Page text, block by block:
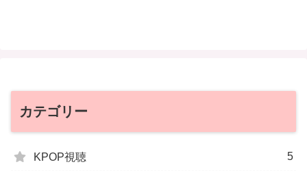
カテゴリー
KPOP視聴 5